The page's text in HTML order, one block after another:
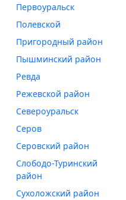
Первоуральск
Полевской
Пригородный район
Пышминский район
Ревда
Режевской район
Североуральск
Серов
Серовский район
Слободо-Туринский
район
Сухоложский район